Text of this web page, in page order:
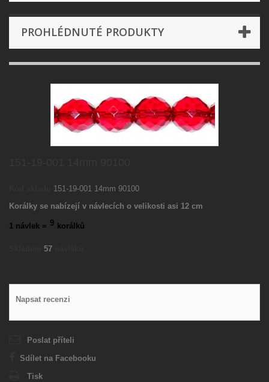
PROHLÉDNUTÉ PRODUKTY
151-19-001 14mm 90100
Korálky se nabízejí v návlecích o velikosti asi 12 cm
1 návlek = 9 korálků
57
Napsat recenzi
Poslat příteli
Sdílet na Facebooku
Tisk